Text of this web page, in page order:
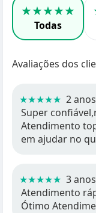
★★★★★
Todas
Avaliações dos
★★★★★ 2
Super
Atendimento
em ajudar no
★★★★★ 3
Atendimento
Ótimo